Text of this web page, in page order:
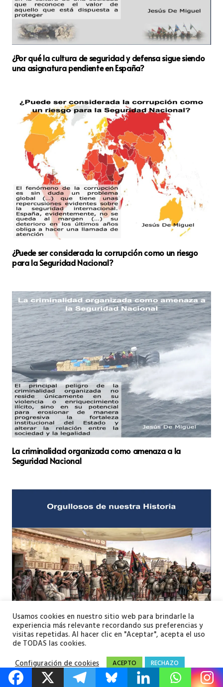
¿Por qué la cultura de seguridad y defensa sigue siendo
una asignatura pendiente en España?
¿Puede ser considerada la corrupción como un riesgo
para la Seguridad Nacional?
La criminalidad organizada como amenaza a la
Seguridad Nacional
Orgullosos de nuestra Historia
Usamos cookies en nuestro sitio web para brindarle la
experiencia más relevante recordando sus preferencias y
visitas repetidas. Al hacer clic en "Aceptar", acepta el uso
de TODAS las cookies.
Configuración de cookies
ACEPTO RECHAZO